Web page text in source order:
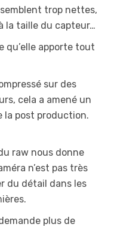
trop nettes,
la taille du capteur…
qu’elle apporte tout
sur des
cela a amené un
la post production.
raw nous donne
n’est pas très
du détail dans les
plus de